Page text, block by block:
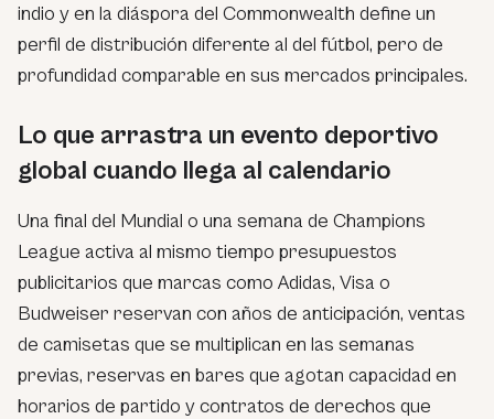
indio y en la diáspora del Commonwealth define un
perfil de distribución diferente al del fútbol, pero de
profundidad comparable en sus mercados principales.
Lo que arrastra un evento deportivo
global cuando llega al calendario
Una final del Mundial o una semana de Champions
League activa al mismo tiempo presupuestos
publicitarios que marcas como Adidas, Visa o
Budweiser reservan con años de anticipación, ventas
de camisetas que se multiplican en las semanas
previas, reservas en bares que agotan capacidad en
horarios de partido y contratos de derechos que